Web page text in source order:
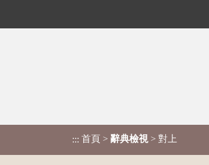
::: 首頁 > 辭典檢視 > 對上